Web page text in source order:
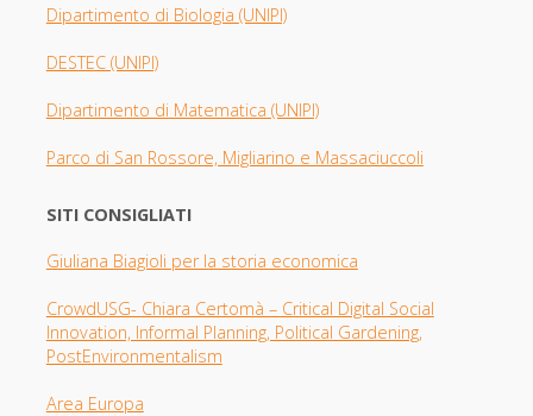
Dipartimento di Biologia (UNIPI)
DESTEC (UNIPI)
Dipartimento di Matematica (UNIPI)
Parco di San Rossore, Migliarino e Massaciuccoli
SITI CONSIGLIATI
Giuliana Biagioli per la storia economica
CrowdUSG- Chiara Certomà – Critical Digital Social
Innovation, Informal Planning, Political Gardening,
PostEnvironmentalism
Area Europa